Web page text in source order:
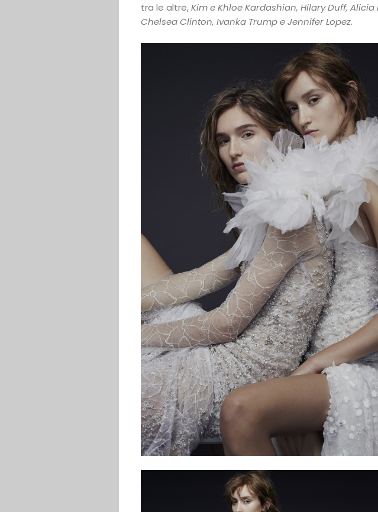
Galateo
Tendenze
tra le altre,Kim e Khloe Kardashian, Hilary Duff, Alicia
Chelsea Clinton, Ivanka Trump e Jennifer Lopez.